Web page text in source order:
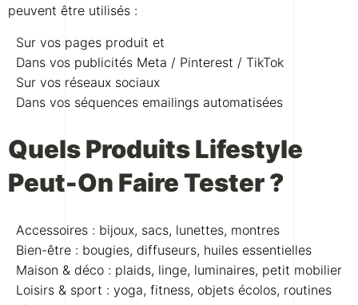
peuvent être utilisés :
Sur vos pages produit et
Dans vos publicités Meta / Pinterest / TikTok
Sur vos réseaux sociaux
Dans vos séquences emailings automatisées
Quels Produits Lifestyle
Peut-On Faire Tester ?
Accessoires : bijoux, sacs, lunettes, montres
Bien-être : bougies, diffuseurs, huiles essentielles
Maison & déco : plaids, linge, luminaires, petit mobilier
Loisirs & sport : yoga, fitness, objets écolos, routines